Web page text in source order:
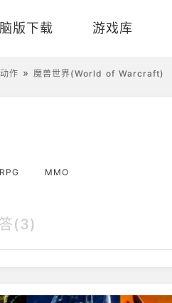
版下载 游戏库
动作 魔兽世界(World of Warcraft)
MMO
(3)